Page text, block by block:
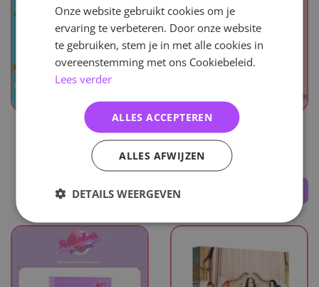
UITVERKOCHT
Red Velvet
Rookie
26,-
UITVERKOCHT
Red Velvet
Queendom - Girls Ver.
Onze website gebruikt cookies om je
ervaring te verbeteren. Door onze website
te gebruiken, stem je in met alle cookies in
overeenstemming met ons Cookiebeleid.
Lees verder
ALLES ACCEPTEREN
ALLES AFWIJZEN
DETAILS WEERGEVEN